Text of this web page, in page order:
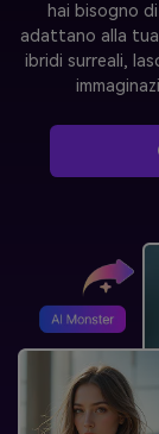
hai bisogno
adattano alla tua
ibridi surreali,